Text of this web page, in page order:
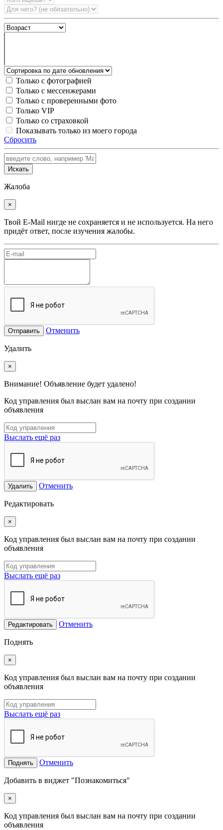
Только с фотографией
Только с мессенжерами
Только с проверенными фото
Только VIP
Только со страховкой
Показывать только из моего города
Сбросить
Искать
Жалоба
×
Твой E-Mail нигде не сохраняется и не используется. На него
придёт ответ, после изучения жалобы.
Отправить Отменить
Удалить
×
Внимание! Объявление будет удалено!
Код управления был выслан вам на почту при создании
объявления
Выслать ещё раз
Удалить Отменить
Редактировать
×
Код управления был выслан вам на почту при создании
объявления
Выслать ещё раз
Редактировать Отменить
Поднять
×
Код управления был выслан вам на почту при создании
объявления
Выслать ещё раз
Поднять Отменить
Добавить в виджет "Познакомиться"
×
Код управления был выслан вам на почту при создании
объявления